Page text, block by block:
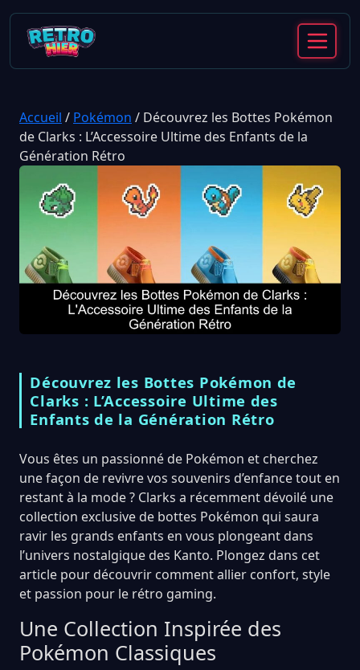
Accueil / Pokémon / Découvrez les Bottes Pokémon
de Clarks : L’Accessoire Ultime des Enfants de la
Génération Rétro
Découvrez les Bottes Pokémon de
Clarks : L’Accessoire Ultime des
Enfants de la Génération Rétro
Vous êtes un passionné de Pokémon et cherchez
une façon de revivre vos souvenirs d’enfance tout en
restant à la mode ? Clarks a récemment dévoilé une
collection exclusive de bottes Pokémon qui saura
ravir les grands enfants en vous plongeant dans
l’univers nostalgique des Kanto. Plongez dans cet
article pour découvrir comment allier confort, style
et passion pour le rétro gaming.
Une Collection Inspirée des
Pokémon Classiques